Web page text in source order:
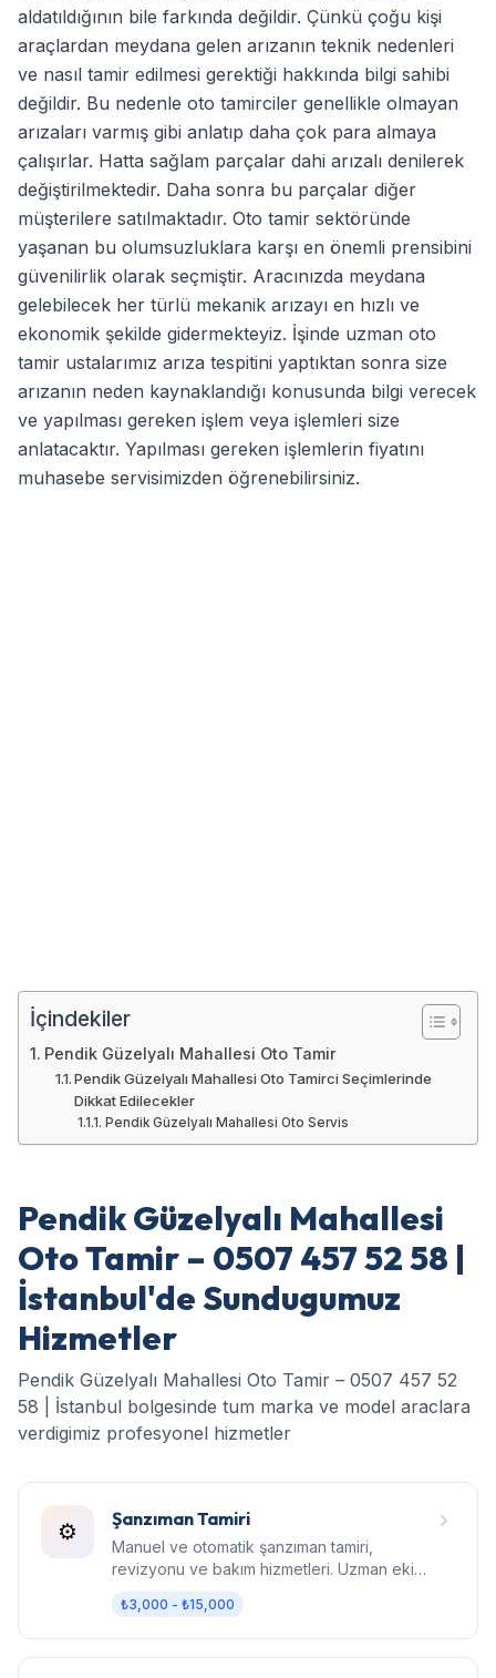
aldatıldığının bile farkında değildir. Çünkü çoğu kişi
araçlardan meydana gelen arızanın teknik nedenleri
ve nasıl tamir edilmesi gerektiği hakkında bilgi sahibi
değildir. Bu nedenle oto tamirciler genellikle olmayan
arızaları varmış gibi anlatıp daha çok para almaya
çalışırlar. Hatta sağlam parçalar dahi arızalı denilerek
değiştirilmektedir. Daha sonra bu parçalar diğer
müşterilere satılmaktadır. Oto tamir sektöründe
yaşanan bu olumsuzluklara karşı en önemli prensibini
güvenilirlik olarak seçmiştir. Aracınızda meydana
gelebilecek her türlü mekanik arızayı en hızlı ve
ekonomik şekilde gidermekteyiz. İşinde uzman oto
tamir ustalarımız arıza tespitini yaptıktan sonra size
arızanın neden kaynaklandığı konusunda bilgi verecek
ve yapılması gereken işlem veya işlemleri size
anlatacaktır. Yapılması gereken işlemlerin fiyatını
muhasebe servisimizden öğrenebilirsiniz.
İçindekiler
Pendik Güzelyalı Mahallesi Oto Tamir
Pendik Güzelyalı Mahallesi Oto Tamirci Seçimlerinde
Dikkat Edilecekler
Pendik Güzelyalı Mahallesi Oto Servis
Pendik Güzelyalı Mahallesi
Oto Tamir – 0507 457 52 58 |
İstanbul'de Sundugumuz
Hizmetler
Pendik Güzelyalı Mahallesi Oto Tamir – 0507 457 52
58 | İstanbul bolgesinde tum marka ve model araclara
verdigimiz profesyonel hizmetler
⚙️ Şanzıman Tamiri
Manuel ve otomatik şanzıman tamiri,
revizyonu ve bakım hizmetleri. Uzman ekip,
₺3,000 - ₺15,000